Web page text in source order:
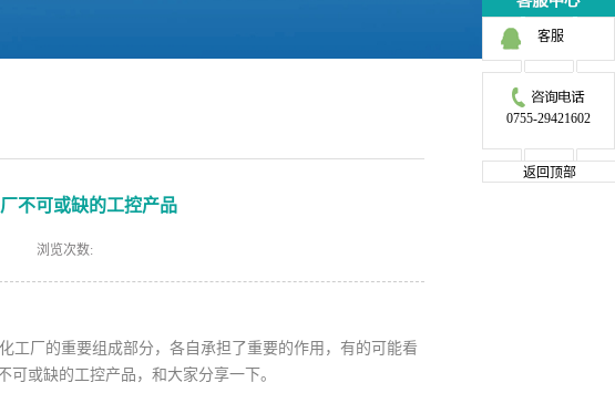
不可或缺的工控产品
浏览次数:
工厂的重要组成部分，各自承担了重要的作用，有的可能看
或缺的工控产品，和大家分享一下。
客服
0755-29421602
返回顶部